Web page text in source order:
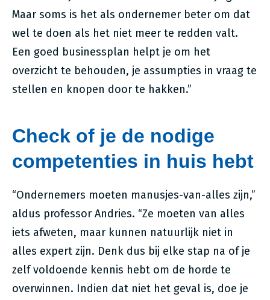
Maar soms is het als ondernemer beter om dat
wel te doen als het niet meer te redden valt.
Een goed businessplan helpt je om het
overzicht te behouden, je assumpties in vraag te
stellen en knopen door te hakken.”
Check of je de nodige
competenties in huis hebt
“Ondernemers moeten manusjes-van-alles zijn,”
aldus professor Andries. “Ze moeten van alles
iets afweten, maar kunnen natuurlijk niet in
alles expert zijn. Denk dus bij elke stap na of je
zelf voldoende kennis hebt om de horde te
overwinnen. Indien dat niet het geval is, doe je